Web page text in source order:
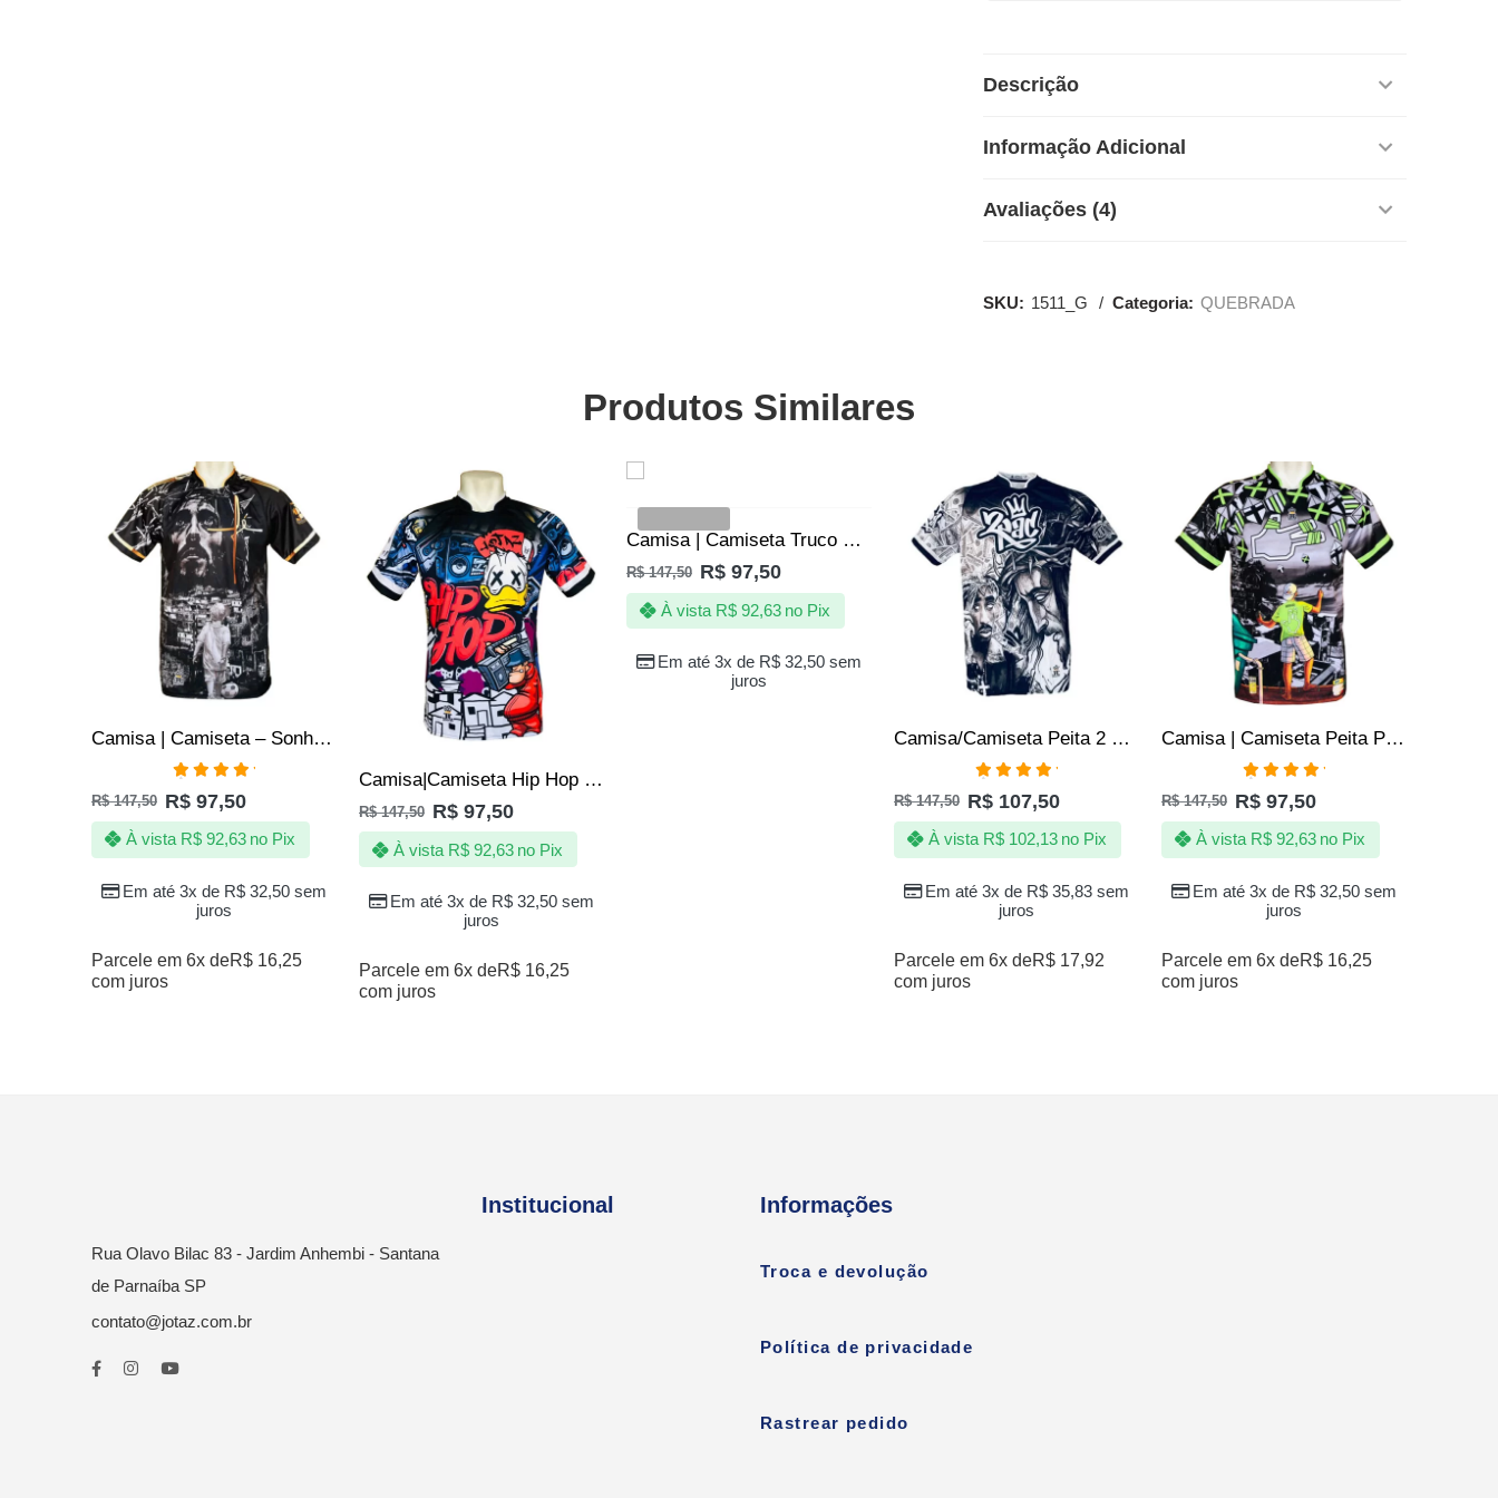
Descrição
Informação Adicional
Avaliações (4)
SKU: 1511_G Categoria: QUEBRADA
Produtos Similares
SALE
Camisa | Camiseta – Sonho da Quebrada – Peneira de Futebol
Avaliação
5.00de 5
R$147,50 R$ 97,50
Em até 3x de R$ 32,50 sem
juros
À vista R$92,63 no Pix
Parcele em 6x deR$ 16,25
com juros
Camisa|Camiseta Hip Hop Rap Rappers 1000 Graus
R$147,50 R$ 97,50
Em até 3x de R$ 32,50 sem
juros
À vista R$92,63 no Pix
Parcele em 6x deR$ 16,25
com juros
Camisa | Camiseta Truco Baralho Naipe Copas Espadas Ouros Paus
R$147,50 R$ 97,50
Em até 3x de R$ 32,50 sem
juros
À vista R$92,63 no Pix
Camisa/Camiseta Peita 2 Pac Tupac Hip Hop Rap Rapper
Avaliação
5.00de 5
R$147,50 R$ 107,50
Em até 3x de R$ 35,83 sem
juros
À vista R$102,13 no Pix
Parcele em 6x deR$ 17,92
com juros
SALE
Camisa | Camiseta Peita Pipa Pipeiro | Linha Chilena 10 dez
Avaliação
5.00de 5
R$147,50 R$ 97,50
Em até 3x de R$ 32,50 sem
juros
À vista R$92,63 no Pix
Parcele em 6x deR$ 16,25
com juros
Rua Olavo Bilac 83 - Jardim Anhembi - Santana
de Parnaíba SP
contato@jotaz.com.br
Institucional Informações
Troca e devolução
Política de privacidade
Rastrear pedido